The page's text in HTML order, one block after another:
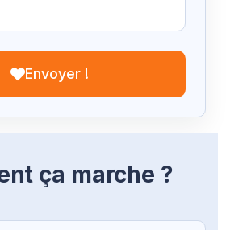
Envoyer !
ça marche ?